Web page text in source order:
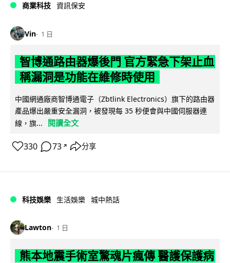
商業科技 資訊保安
Vin 1 日
智博通路由器爆後門 官方緊急下架止血
稱漏洞是功能在維修時使用
中國網通廠商智博通電子（Zbtlink Electronics）旗下的路由器
產品爆出嚴重安全漏洞，被發現每 35 秒便會與中國伺服器連
線，旗...
閱讀全文
330 73 ↗ 分享
科技娛樂 生活娛樂 城中熱話
Lawton 1 日
熊本地震手術室驚魂片瘋傳 醫護保護病